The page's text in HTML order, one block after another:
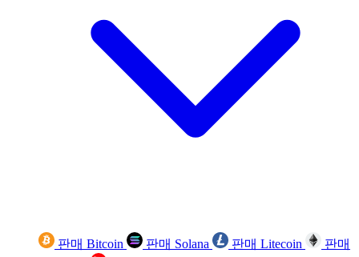
판매 Bitcoin 판매 Solana 판매 Litecoin
판매